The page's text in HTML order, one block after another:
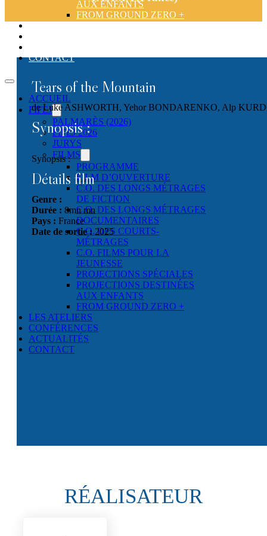
AUX ENFANTS
FROM GROUND ZERO +
CONTACT
ACCUEIL
FIFEJ
PALMARÈS (2026)
FIFEJ 2026
JURYS
FILMS
PROGRAMME
FILM D’OUVERTURE
C.O. DES LONGS MÉTRAGES
DE FICTION
C.O. DES LONGS MÉTRAGES
DOCUMENTAIRES
C.O. DES COURTS-
MÉTRAGES
C.O. FILMS POUR LA
JEUNESSE
PROJECTIONS SPÉCIALES
PROJECTIONS DESTINÉES
AUX ENFANTS
FROM GROUND ZERO +
LES ATELIERS
CONFÉRENCES
ACTUALITÉS
CONTACT
Tears of the Mountain
de Luke ASHWORTH, Yehor BONDARENKO, Alp
Synopsis :
Synopsis :
Détails film
Genre :
Durée : 8mn mn
Pays : France
Date de sortie :2025
RÉALISATEUR